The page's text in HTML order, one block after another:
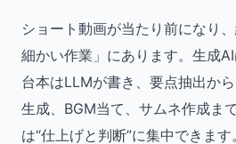
ショート動画が当たり前になり
細かい作業」にあります。生成AI
台本はLLMが書き、要点抽出か
生成、BGM当て、サムネ作成ま
は“仕上げと判断”に集中できま